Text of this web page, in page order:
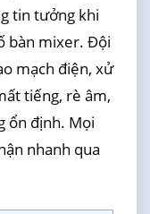
tin tưởng khi
bàn mixer. Đội
mạch điện, xử
tiếng, rè âm,
ổn định. Mọi
nhanh qua